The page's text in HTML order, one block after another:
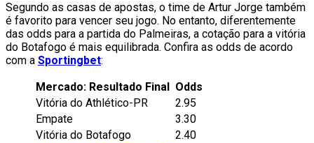
Segundo as casas de apostas, o time de Artur Jorge também
é favorito para vencer seu jogo. No entanto, diferentemente
das odds para a partida do Palmeiras, a cotação para a vitória
do Botafogo é mais equilibrada. Confira as odds de acordo
com a Sportingbet:
Mercado: Resultado Final Odds
Vitória do Athlético-PR
2.95
Empate
3.30
Vitória do Botafogo
2.40